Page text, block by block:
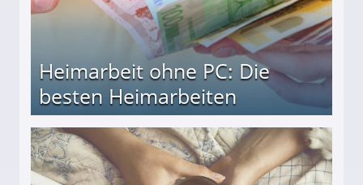
Heimarbeit ohne PC: Die
besten Heimarbeiten